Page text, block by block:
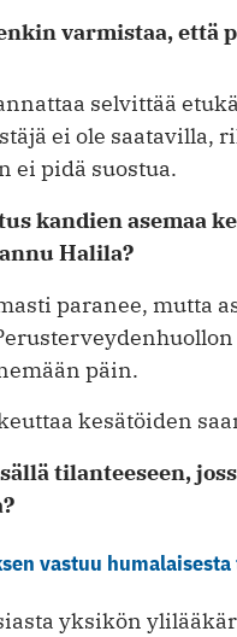
varmistaa, että
selvittää
ei ole saatavilla,
ei pidä suostua.
kandien asemaa
Halila?
paranee, mutta
päin.
kesätöiden
tilanteeseen,
vastuu
yksikön